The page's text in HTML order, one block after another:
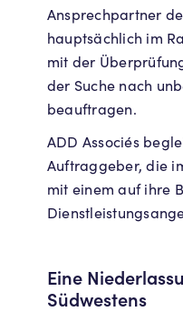
Ansprechpartner
hauptsächlich im
mit der
der Suche nach
beauftragen.
ADD Associés
Auftraggeber, die
mit einem auf ihre
Eine
Südwestens